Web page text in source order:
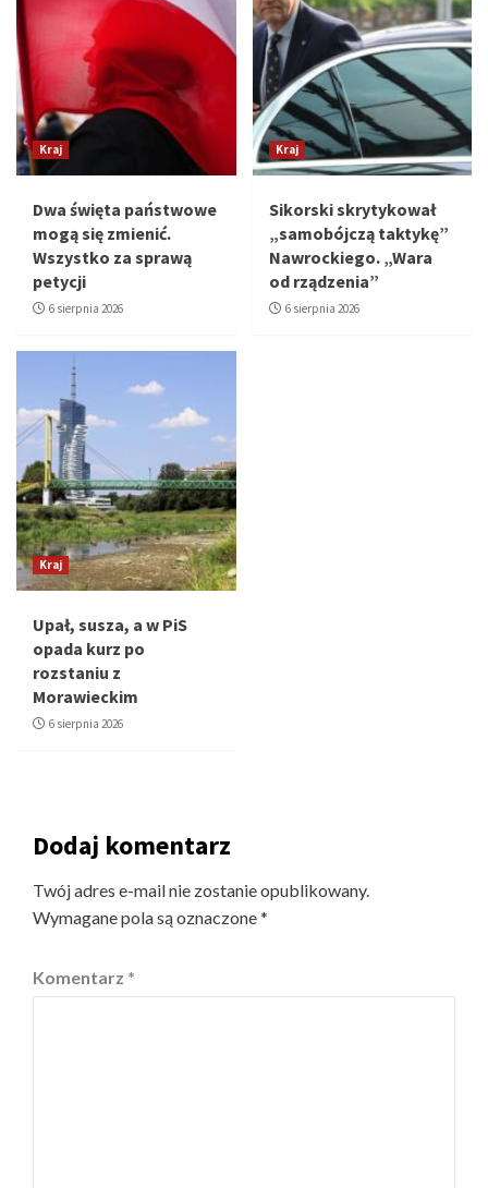
Kraj
Dwa święta państwowe
mogą się zmienić.
Wszystko za sprawą
petycji
6 sierpnia 2026
Kraj
Sikorski skrytykował
„samobójczą taktykę”
Nawrockiego. „Wara
od rządzenia”
6 sierpnia 2026
Kraj
Upał, susza, a w PiS
opada kurz po
rozstaniu z
Morawieckim
6 sierpnia 2026
Dodaj komentarz
Twój adres e-mail nie zostanie opublikowany.
Wymagane pola są oznaczone*
Komentarz *